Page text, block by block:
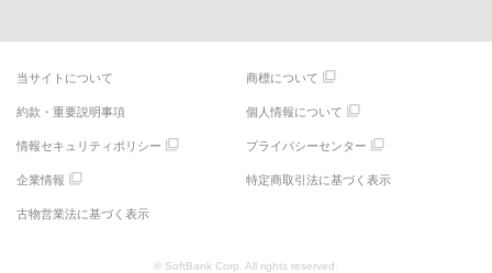
当サイトについて 商標について
約款・重要説明事項 個人情報について
情報セキュリティポリシー プライバシーセンター
企業情報 特定商取引法に基づく表示
古物営業法に基づく表示
© SoftBank Corp. All rights reserved.